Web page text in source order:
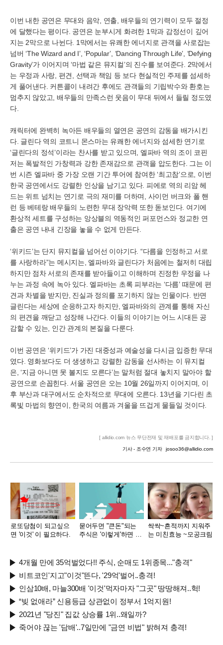
이번 내한 공연은 무대와 음악, 연출, 배우들의 연기력이 모두 절정
에 달했다는 평이다. 공연은 눈부시게 화려한 1막과 감정선이 깊어
지는 2막으로 나뉜다. 1막에서는 유쾌한 에너지로 관객을 사로잡는
넘버 ‘The Wizard and I’, ‘Popular’, ‘Dancing Through Life’, ‘Defying
Gravity’가 이어지며 ‘마법 같은 뮤지컬’의 진수를 보여준다. 2막에서
는 우정과 사랑, 편견, 선택과 책임 등 보다 현실적인 주제를 섬세하
게 풀어낸다. 커튼콜이 내려간 후에도 관객들의 기립박수와 환호는
멈추지 않았고, 배우들의 만족스런 웃음이 무대 뒤에서 들릴 정도였
다.
캐릭터에 완벽히 녹아든 배우들의 열연은 공연의 감동을 배가시킨
다. 글린다 역의 코트니 몬스마는 유쾌한 에너지와 섬세한 연기로
‘글린다의 정석’이라는 찬사를 받고 있으며, 엘파바 역의 조이 코핀
저는 폭발적인 가창력과 강한 존재감으로 관객을 압도한다. 그는 이
번 시즌 엘파바 중 가장 오랜 기간 투어에 참여한 ‘최고참’으로, 이번
한국 공연에서도 강렬한 인상을 남기고 있다. 피에로 역의 리암 헤
드는 위트 넘치는 연기로 극의 재미를 더하며, 사이먼 버크와 폴 핸
런 등 베테랑 배우들의 노련한 무대 장악력 또한 돋보인다. 여기에
환상적 세트를 구성하는 앙상블의 역동적인 퍼포먼스와 정교한 연
출은 공연 내내 긴장을 놓을 수 없게 만든다.
‘위키드’는 단지 뮤지컬을 넘어선 이야기다. “다름을 인정하고 서로
를 사랑하라”는 메시지는, 엘파바와 글린다가 처음에는 철저히 대립
하지만 점차 서로의 존재를 받아들이고 이해하며 진정한 우정을 나
누는 과정 속에 녹아 있다. 엘파바는 초록 피부라는 ‘다름’ 때문에 편
견과 차별을 받지만, 진실과 정의를 포기하지 않는 인물이다. 반면
글린다는 세상에 순응하고자 하지만, 엘파바와의 관계를 통해 자신
의 편견을 깨닫고 성장해 나간다. 이들의 이야기는 어느 시대든 공
감할 수 있는, 인간 관계의 본질을 다룬다.
이번 공연은 ‘위키드’가 가진 대중성과 예술성을 다시금 입증한 무대
였다. 영화보다도 더 생생하고 강렬한 감동을 선사하는 이 뮤지컬
은, ‘지금 아니면 못 볼지도 모른다’는 말처럼 절대 놓치지 말아야 할
공연으로 손꼽힌다. 서울 공연은 오는 10월 26일까지 이어지며, 이
후 부산과 대구에서도 순차적으로 무대에 오른다. 13년을 기다린 초
록빛 마법의 향연이, 한국의 여름과 겨울을 뜨겁게 물들일 것이다.
[ allidio.com 뉴스 무단전재 및 재배포를 금지합니다. ]
기사 - 조수연 기자 josoo36@allidio.com
로또당첨이 되고싶으
면 '이것' 이 필요하다.
묻어두면 "큰돈"되는
주식은 '이렇게'하면 된
싹싹~흔적까지 지워주
는 미친효능 ~모공크림
4개월 만에 35억벌었다!! 주식, 순매도 1위종목..."충격"
비트코인'지고"이것"뜬다, '29억'벌어..충격!
인삼10배, 마늘300배 '이것'먹자마자 "그곳" 땅땅해져..헉!
“빚 없애라” 신용등급 상관없이 정부서 1억지원!
2021년 "당진" 집값 상승률 1위..왜일까?
죽어야 끊는 '담배'..7일만에 "금연 비법" 밝혀져 충격!